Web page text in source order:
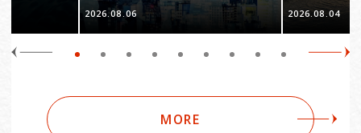
2026.08.06 2026.08.04
MORE